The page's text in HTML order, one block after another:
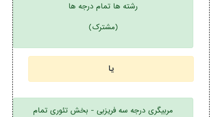
رشته ها تمام درجه ها
(مشترک)
یا
مربیگری درجه سه فریزبی - بخش تئوری تمام